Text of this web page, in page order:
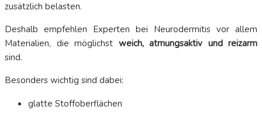
zusätzlich belasten.
Deshalb empfehlen Experten bei Neurodermitis vor allem
Materialien, die möglichst weich, atmungsaktiv und reizarm
sind.
Besonders wichtig sind dabei:
glatte Stoffoberflächen